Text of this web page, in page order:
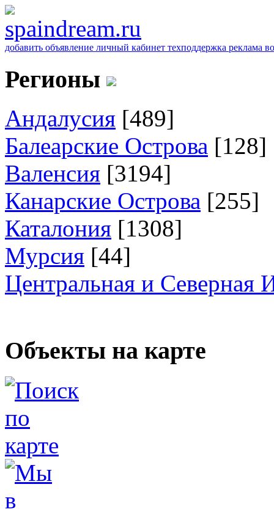
добавить объявление личный кабинет техподдержка реклама
Регионы
Андалусия [489]
Балеарские Острова [128]
Валенсия [3194]
Канарские Острова [255]
Каталония [1308]
Мурсия [44]
Центральная и Северная
Объекты на карте